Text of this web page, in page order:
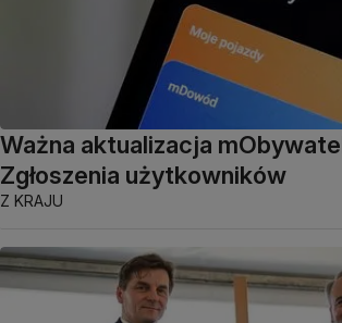
Ważna aktualizacja
Zgłoszenia użytkowników
Z KRAJU